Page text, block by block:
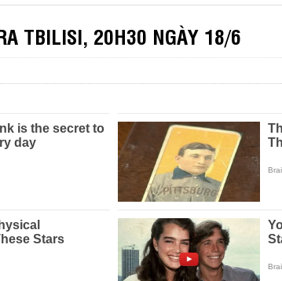
TBILISI, 20H30 NGÀY 18/6